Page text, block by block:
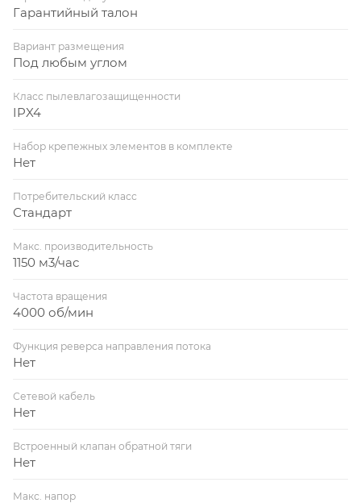
Гарантийный талон
Вариант размещения
Под любым углом
Класс пылевлагозащищенности
IPX4
Набор крепежных элементов в комплекте
Нет
Потребительский класс
Стандарт
Макс. производительность
1150 м3/час
Частота вращения
4000 об/мин
Функция реверса направления потока
Нет
Сетевой кабель
Нет
Встроенный клапан обратной тяги
Нет
Макс. напор